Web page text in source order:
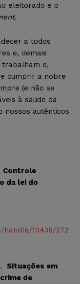
eleitorado e o
.
a todos
e, demais
trabalham e,
cumprir a nobre
(e não se
à saúde da
nossos autênticos
Controle
da lei do
10438/272
Situações em
de